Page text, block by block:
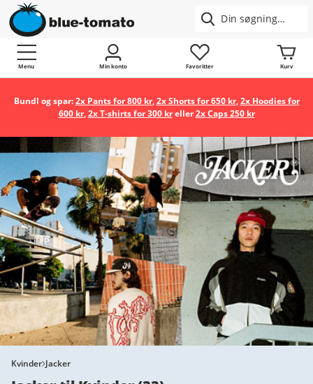
Menu Min konto Favoritter Kurv
Bundl og spar:2x Pants for 800 kr,2x Shorts for 650 kr,2x Hoodies for
600 kr,2x T-shirts for 300 kreller2x Caps 250 kr
Kvinder Jacker